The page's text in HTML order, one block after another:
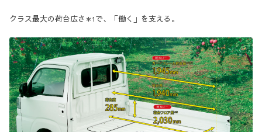
クラス最大の荷台広さ ＊1 で、「働く」を支える。